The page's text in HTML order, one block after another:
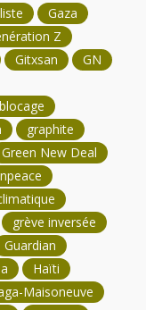
Gaza
Z
Gitxsan
GN
graphite
Green New Deal
grève inversée
Guardian
Haïti
Maisoneuve